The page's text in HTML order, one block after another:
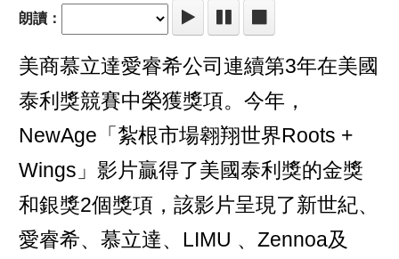
朗讀：
美商慕立達愛睿希公司連續第3年在美國
泰利獎競賽中榮獲獎項。今年，
NewAge「紮根市場翱翔世界Roots +
Wings」影片贏得了美國泰利獎的金獎
和銀獎2個獎項，該影片呈現了新世紀、
愛睿希、慕立達、LIMU 、Zennoa及